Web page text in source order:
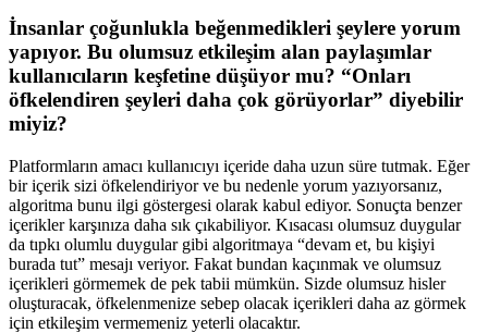
İnsanlar çoğunlukla beğenmedikleri şeylere yorum
yapıyor. Bu olumsuz etkileşim alan paylaşımlar
kullanıcıların keşfetine düşüyor mu? “Onları
öfkelendiren şeyleri daha çok görüyorlar” diyebilir
miyiz?
Platformların amacı kullanıcıyı içeride daha uzun süre tutmak. Eğer
bir içerik sizi öfkelendiriyor ve bu nedenle yorum yazıyorsanız,
algoritma bunu ilgi göstergesi olarak kabul ediyor. Sonuçta benzer
içerikler karşınıza daha sık çıkabiliyor. Kısacası olumsuz duygular
da tıpkı olumlu duygular gibi algoritmaya “devam et, bu kişiyi
burada tut” mesajı veriyor. Fakat bundan kaçınmak ve olumsuz
içerikleri görmemek de pek tabii mümkün. Sizde olumsuz hisler
oluşturacak, öfkelenmenize sebep olacak içerikleri daha az görmek
için etkileşim vermemeniz yeterli olacaktır.